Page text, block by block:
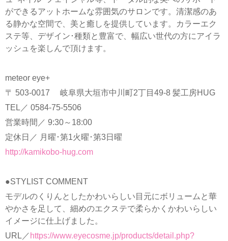
ができるアットホームな雰囲気のサロンです。清潔感のあ
る静かな空間で、美と癒しを提供しています。カラーエク
ステ等、デザイン･種類と豊富で、幅広い世代の方にアイラ
ッシュを楽しんで頂けます。
meteor eye+
〒 503-0017 岐阜県大垣市中川町2丁目49-8 髪工房HUG
TEL／ 0584-75-5506
営業時間／ 9:30～18:00
定休日／ 月曜･第1火曜･第3日曜
http://kamikobo-hug.com
●STYLIST COMMENT
モデルのくりんとしたかわいらしい目元にボリュームと華
やかさを足して、細めのエクステで柔らかくかわいらしい
イメージに仕上げました。
URL／ https://www.eyecosme.jp/products/detail.php?